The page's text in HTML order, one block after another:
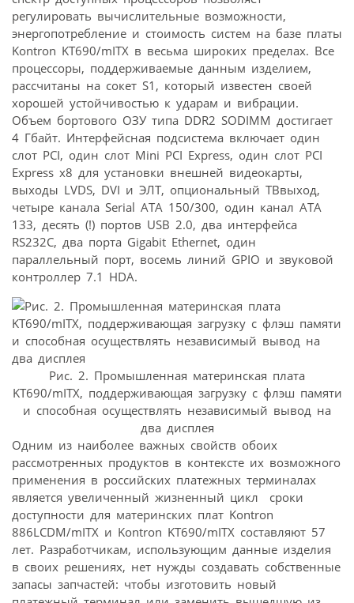
регулировать вычислительные возможности,
энергопотребление и стоимость систем на базе платы
Kontron KT690/mITX в весьма широких пределах. Все
процессоры, поддерживаемые данным изделием,
рассчитаны на сокет S1, который известен своей
хорошей устойчивостью к ударам и вибрации.
Объем бортового ОЗУ типа DDR2 SODIMM достигает
4 Гбайт. Интерфейсная подсистема включает один
слот PCI, один слот Mini PCI Express, один слот PCI
Express x8 для установки внешней видеокарты,
выходы LVDS, DVI и ЭЛТ, опциональный ТВвыход,
четыре канала Serial ATA 150/300, один канал ATA
133, десять (!) портов USB 2.0, два интерфейса
RS232C, два порта Gigabit Ethernet, один
параллельный порт, восемь линий GPIO и звуковой
контроллер 7.1 HDA.
Рис. 2. Промышленная материнская плата
KT690/mITX, поддерживающая загрузку с флэш памяти
и способная осуществлять независимый вывод на
два дисплея
Одним из наиболее важных свойств обоих
рассмотренных продуктов в контексте их возможного
применения в российских платежных терминалах
является увеличенный жизненный цикл  сроки
доступности для материнских плат Kontron
886LCDM/mITX и Kontron KT690/mITX составляют 57
лет. Разработчикам, использующим данные изделия
в своих решениях, нет нужды создавать собственные
запасы запчастей: чтобы изготовить новый